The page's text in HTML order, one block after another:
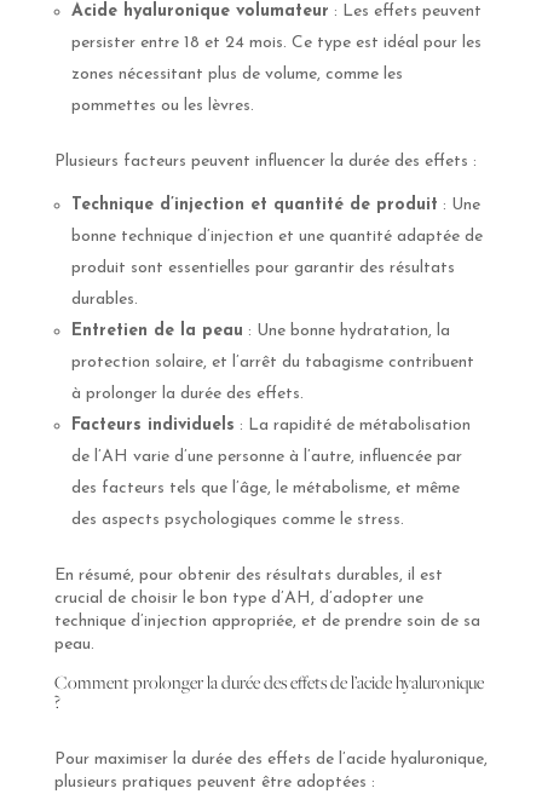
Acide hyaluronique volumateur : Les effets peuvent
persister entre 18 et 24 mois. Ce type est idéal pour les
zones nécessitant plus de volume, comme les
pommettes ou les lèvres.
Plusieurs facteurs peuvent influencer la durée des effets :
Technique d’injection et quantité de produit : Une
bonne technique d’injection et une quantité adaptée de
produit sont essentielles pour garantir des résultats
durables.
Entretien de la peau : Une bonne hydratation, la
protection solaire, et l’arrêt du tabagisme contribuent
à prolonger la durée des effets.
Facteurs individuels : La rapidité de métabolisation
de l’AH varie d’une personne à l’autre, influencée par
des facteurs tels que l’âge, le métabolisme, et même
des aspects psychologiques comme le stress.
En résumé, pour obtenir des résultats durables, il est
crucial de choisir le bon type d’AH, d’adopter une
technique d’injection appropriée, et de prendre soin de sa
peau.
Comment prolonger la durée des effets de l’acide hyaluronique
?
Pour maximiser la durée des effets de l’acide hyaluronique,
plusieurs pratiques peuvent être adoptées :